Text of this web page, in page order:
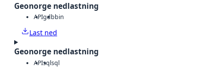
Geonorge nedlastning
APIgdbbin
Last ned
Geonorge nedlastning
APIsqlsql